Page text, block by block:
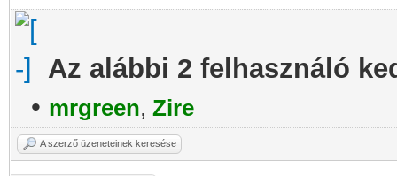
Az alábbi 2 felhasználó
• mrgreen, Zire
A szerző üzeneteinek keresése